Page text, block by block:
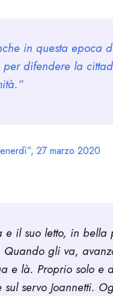
in questa epoca
per difendere la
27 marzo 2020
il suo letto, in bella
gli va,
e là. Proprio solo e
servo Joannetti.